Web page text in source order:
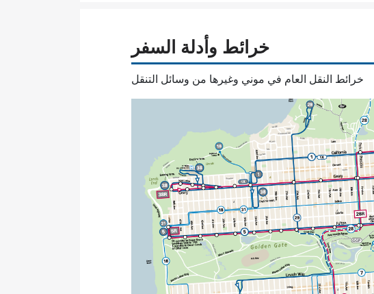
خرائط وأدلة السفر
خرائط النقل العام في موني وغيرها من وسائل التنقل